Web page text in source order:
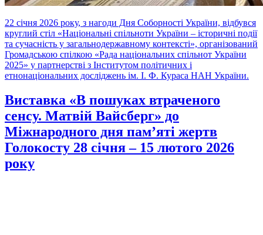
22 січня 2026 року, з нагоди Дня Соборності України, відбувся
круглий стіл «Національні спільноти України – історичні події
та сучасність у загальнодержавному контексті», організований
Громадською спілкою «Рада національних спільнот України
2025» у партнерстві з Інститутом політичних і
етнонаціональних досліджень ім. І. Ф. Кураса НАН України.
Виставка «В пошуках втраченого
сенсу. Матвій Вайсберг» до
Міжнародного дня пам’яті жертв
Голокосту 28 січня – 15 лютого 2026
року